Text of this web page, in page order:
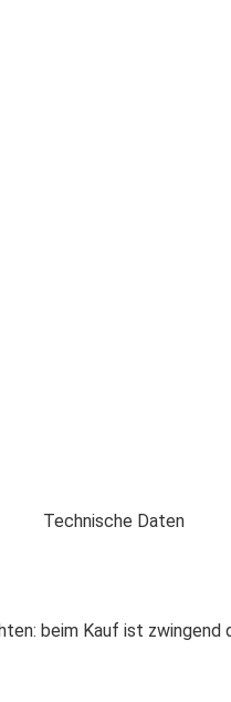
Technische Daten
beim Kauf ist